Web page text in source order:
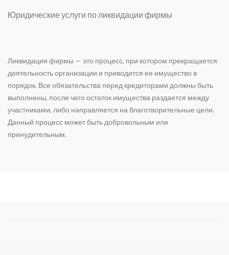
Юридические услуги по ликвидации фирмы
Ликвидация фирмы — это процесс, при котором прекращается
деятельность организации и приводится ее имущество в
порядок. Все обязательства перед кредиторами должны быть
выполнены, после чего остаток имущества раздается между
участниками, либо направляется на благотворительные цели.
Данный процесс может быть добровольным или
принудительным.